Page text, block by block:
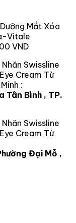
Mắt Xóa
Vitale
VND
Swissline
Cream Từ
:
Tân Bình , TP.
Swissline
Cream Từ
Đại Mỗ ,